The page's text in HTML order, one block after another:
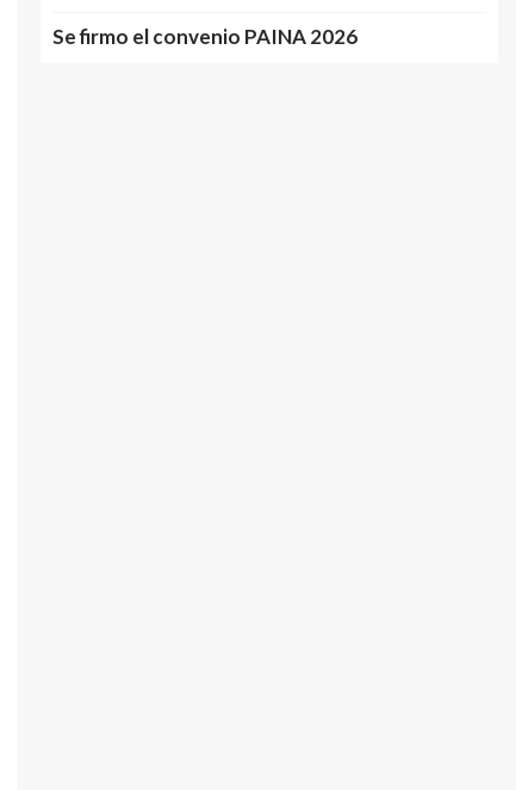
Se firmo el convenio PAINA 2026